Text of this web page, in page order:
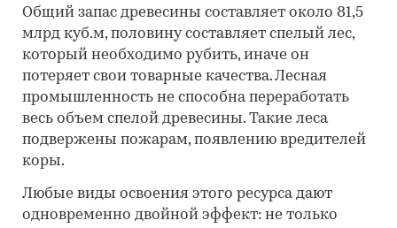
Общий запас древесины составляет около 81,5
млрд куб.м, половину составляет спелый лес,
который необходимо рубить, иначе он
потеряет свои товарные качества. Лесная
промышленность не способна переработать
весь объем спелой древесины. Такие леса
подвержены пожарам, появлению вредителей
коры.
Любые виды освоения этого ресурса дают
одновременно двойной эффект: не только